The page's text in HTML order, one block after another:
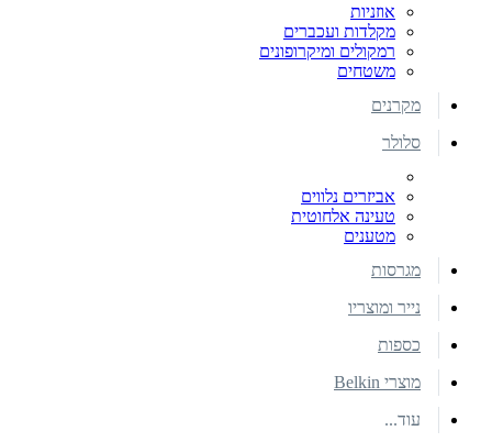
אוזניות
מקלדות ועכברים
רמקולים ומיקרופונים
משטחים
מקרנים
סלולר
אביזרים נלווים
טעינה אלחוטית
מטענים
מגרסות
נייר ומוצריו
כספות
מוצרי Belkin
עוד...